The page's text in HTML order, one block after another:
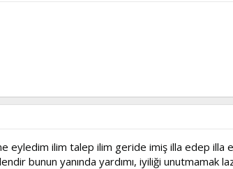
eyledim ilim talep ilim geride imiş illa edep illa
bunun yanında yardımı, iyiliği unutmamak